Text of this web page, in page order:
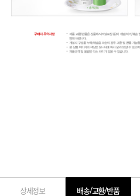
상세정보 배송/교환/반품